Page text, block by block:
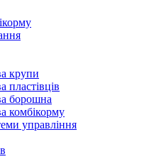
крупи
пластівців
борошна
комбікорму
управління